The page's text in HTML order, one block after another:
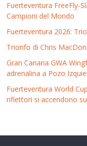
Fuerteventura FreeFly-
Campioni del Mondo
Fuerteventura 2026:
Trionfo di Chris
Gran Canaria GWA
adrenalina a Pozo
Fuerteventura World
riflettori si accendono